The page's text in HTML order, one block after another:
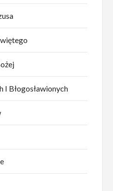
Błogosławionych